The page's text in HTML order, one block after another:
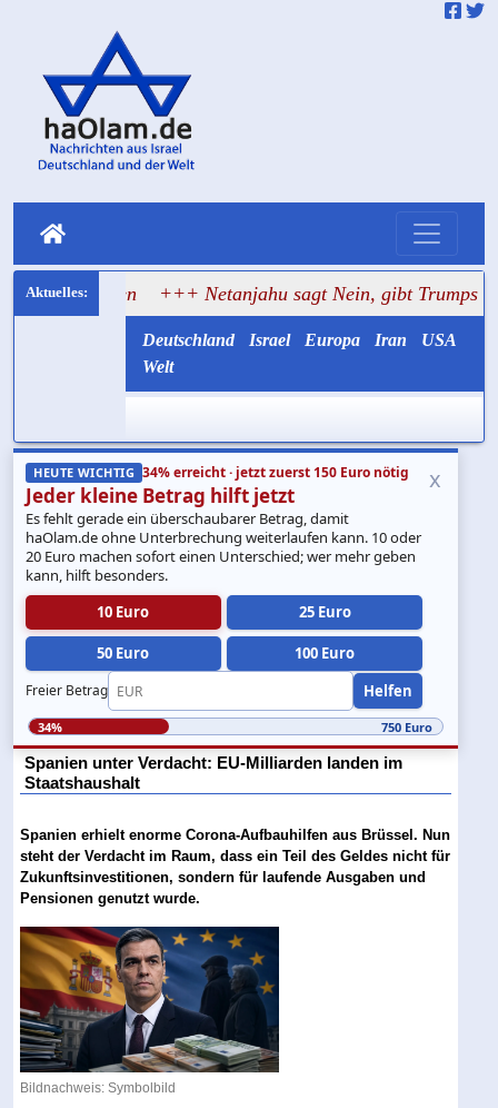
+++ Netanjahu sagt Nein, gibt Trumps Gaza-Plan
Deutschland Israel Europa Iran
USA
Welt
HEUTE WICHTIG 34% erreicht · jetzt zuerst 150 Euro nötig
Jeder kleine Betrag hilft jetzt
Es fehlt gerade ein überschaubarer Betrag, damit
haOlam.de ohne Unterbrechung weiterlaufen kann. 10 oder
20 Euro machen sofort einen Unterschied; wer mehr geben
kann, hilft besonders.
10 Euro
25 Euro
50 Euro 100 Euro
Freier Betrag Helfen
x
34% 750 Euro
Spanien unter Verdacht: EU-Milliarden landen im
Staatshaushalt
Spanien erhielt enorme Corona-Aufbauhilfen aus Brüssel. Nun
steht der Verdacht im Raum, dass ein Teil des Geldes nicht für
Zukunftsinvestitionen, sondern für laufende Ausgaben und
Pensionen genutzt wurde.
Bildnachweis: Symbolbild